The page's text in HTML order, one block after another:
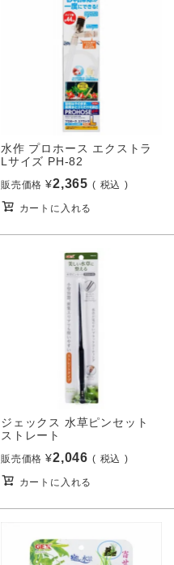
水作 プロホース エクストラ
Lサイズ PH-82
販売価格 ¥2,365 税込
カートに入れる
ジェックス 水草ピンセット
ストレート
販売価格 ¥2,046 税込
カートに入れる